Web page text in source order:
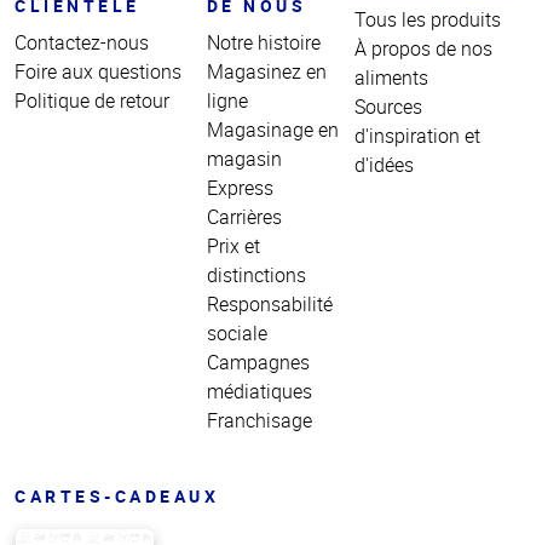
CLIENTÈLE
Contactez-nous
Foire aux questions
Politique de retour
DE NOUS
Notre histoire
Magasinez en
ligne
Magasinage en
magasin
Express
Carrières
Prix et
distinctions
Responsabilité
sociale
Campagnes
médiatiques
Franchisage
Tous les produits
À propos de nos
aliments
Sources
d'inspiration et
d'idées
CARTES-CADEAUX